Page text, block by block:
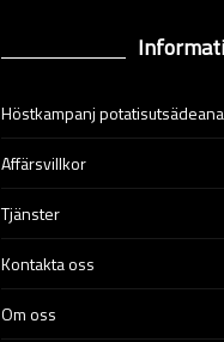
Höstkampanj
Affärsvillkor
Tjänster
Kontakta oss
Om oss